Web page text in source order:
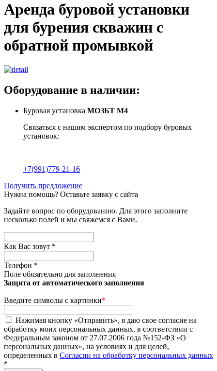
Аренда буровой установки
для бурения скважин с
обратной промывкой
Оборудование в наличии:
Буровая установка МОЗБТ М4
Связаться с нашим экспертом по подбору буровых
установок:
+7(991)779-21-16
Получить предложение
Нужна помощь? Оставьте заявку с сайта
Задайте вопрос по оборудованию. Для этого заполните
несколько полей и мы свяжемся с Вами.
Как Вас зовут *
Телефон *
Поле обязательно для заполнения
Защита от автоматического заполнения
Введите символы с картинки*
Нажимая кнопку «Отправить», я даю свое согласие на
обработку моих персональных данных, в соответствии с
Федеральным законом от 27.07.2006 года №152-ФЗ «О
персональных данных», на условиях и для целей,
определенных в Согласии на обработку персональных данных
*